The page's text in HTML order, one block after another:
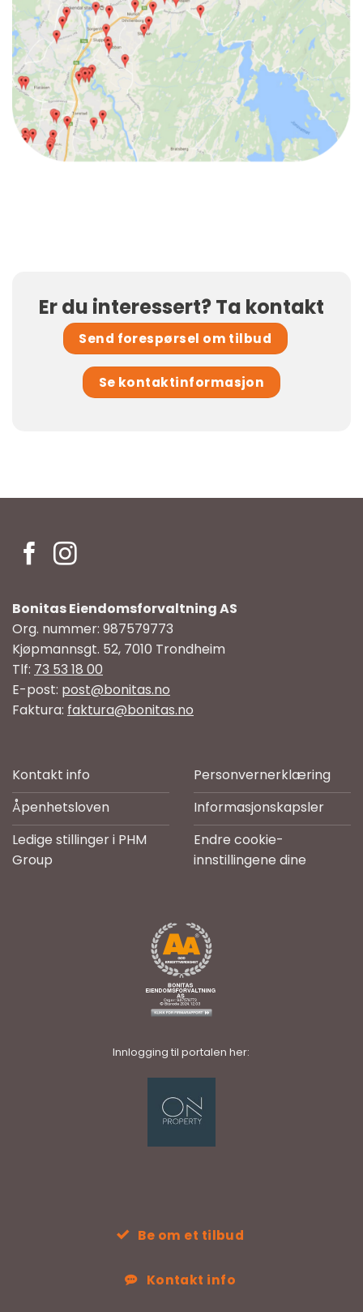
Er du interessert? Ta kontakt
Send forespørsel om tilbud
Se kontaktinformasjon
Bonitas Eiendomsforvaltning AS
Org. nummer: 987579773
Kjøpmannsgt. 52, 7010 Trondheim
Tlf: 73 53 18 00
E-post: post@bonitas.no
Faktura: faktura@bonitas.no
Kontakt info
Åpenhetsloven
Ledige stillinger i PHM
Group
Personvernerklæring
Informasjonskapsler
Endre cookie-
innstillingene dine
Innlogging til portalen her:
Be om et tilbud
Kontakt info